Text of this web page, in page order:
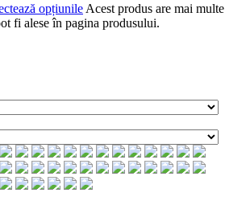
opțiunile Acest produs are mai multe
fi alese în pagina produsului.